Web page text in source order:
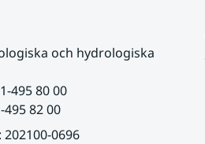
och hydrologiska
495 80 00
82 00
0696